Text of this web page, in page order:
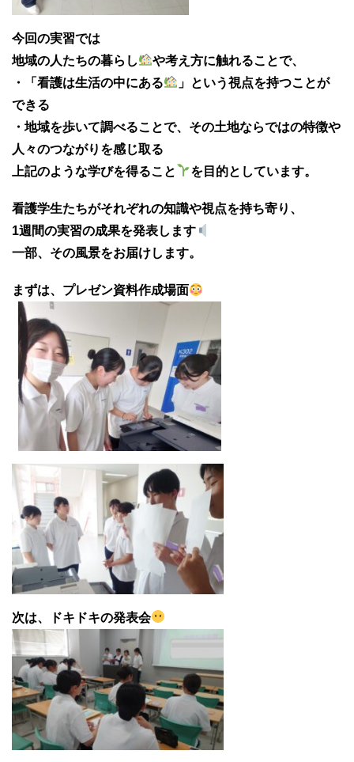
今回の実習では
地域の人たちの暮らし
や考え方に触れることで、
・「看護は生活の中にある
」という視点を持つことが
できる
・地域を歩いて調べることで、その土地ならではの特徴や
人々のつながりを感じ取る
上記のような学びを得ること
を目的としています。
看護学生たちがそれぞれの知識や視点を持ち寄り、
1週間の実習の成果を発表します
一部、その風景をお届けします。
まずは、プレゼン資料作成場面
次は、ドキドキの発表会